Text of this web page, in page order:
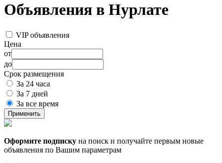
Объявления в Нурлате
VIP объявления
Цена
от
до
Срок размещения
За 24 часа
За 7 дней
За все время
Применить
Оформите подписку на поиск и получайте первым новые
объявления по Вашим параметрам